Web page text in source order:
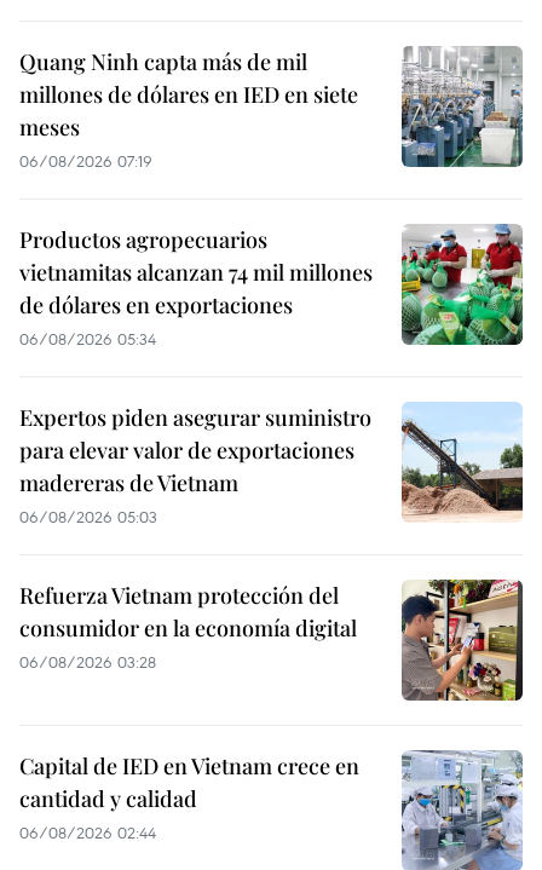
Quang Ninh capta más de mil
millones de dólares en IED en siete
meses
06/08/2026 07:19
Productos agropecuarios
vietnamitas alcanzan 74 mil millones
de dólares en exportaciones
06/08/2026 05:34
Expertos piden asegurar suministro
para elevar valor de exportaciones
madereras de Vietnam
06/08/2026 05:03
Refuerza Vietnam protección del
consumidor en la economía digital
06/08/2026 03:28
Capital de IED en Vietnam crece en
cantidad y calidad
06/08/2026 02:44